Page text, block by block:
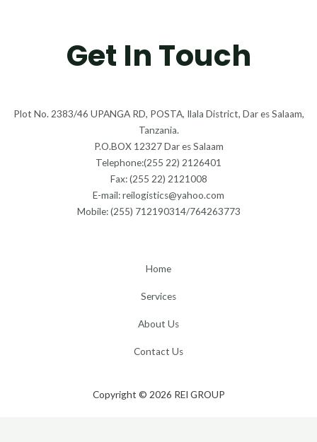
Get In Touch
Plot No. 2383/46 UPANGA RD, POSTA, Ilala District, Dar es Salaam,
Tanzania.
P.O.BOX 12327 Dar es Salaam
Telephone:(255 22) 2126401
Fax: (255 22) 2121008
E-mail: reilogistics@yahoo.com
Mobile: (255) 712190314/764263773
Home
Services
About Us
Contact Us
Copyright © 2026 REI GROUP